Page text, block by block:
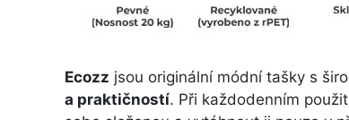
Ecozz jsou originální módní tašky s
a praktičností. Při každodenním